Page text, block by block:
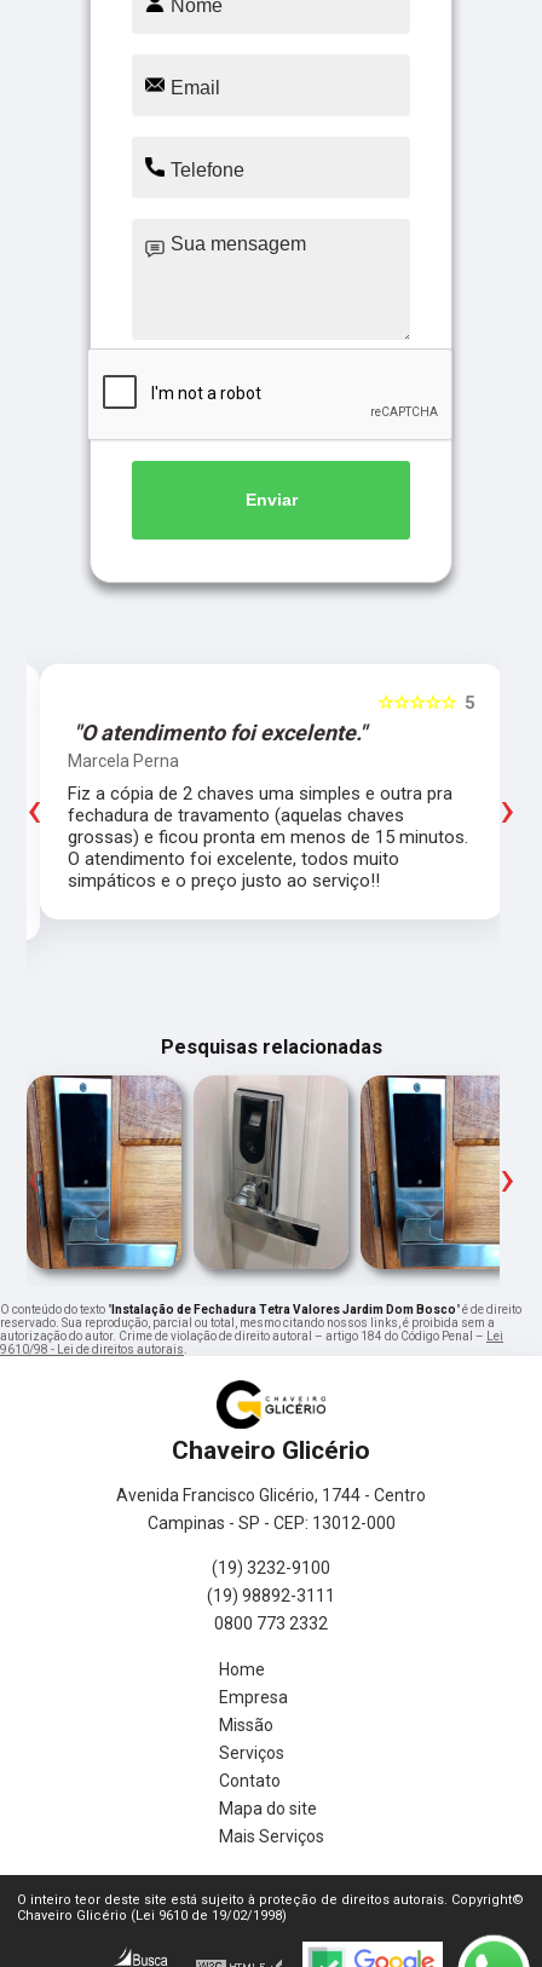
Enviar
5
☆☆☆☆☆
"O atendimento foi excelente."
Marcela Perna
Fiz a cópia de 2 chaves uma simples e outra pra
fechadura de travamento (aquelas chaves
grossas) e ficou pronta em menos de 15 minutos.
O atendimento foi excelente, todos muito
simpáticos e o preço justo ao serviço!!
‹ ›
Pesquisas relacionadas
‹ ›
O conteúdo do texto " Instalação de Fechadura Tetra Valores Jardim Dom Bosco" é de direito
reservado. Sua reprodução, parcial ou total, mesmo citando nossos links, é proibida sem a
autorização do autor. Crime de violação de direito autoral – artigo 184 do Código Penal –
Lei
9610/98 - Lei de direitos autorais
Chaveiro Glicério
Avenida Francisco Glicério, 1744 - Centro
Campinas - SP - CEP: 13012-000
(19) 3232-9100
(19) 98892-3111
0800 773 2332
Home
Empresa
Missão
Serviços
Contato
Mapa do site
Mais Serviços
O inteiro teor deste site está sujeito à proteção de direitos autorais. Copyright©
Chaveiro Glicério (Lei 9610 de 19/02/1998)